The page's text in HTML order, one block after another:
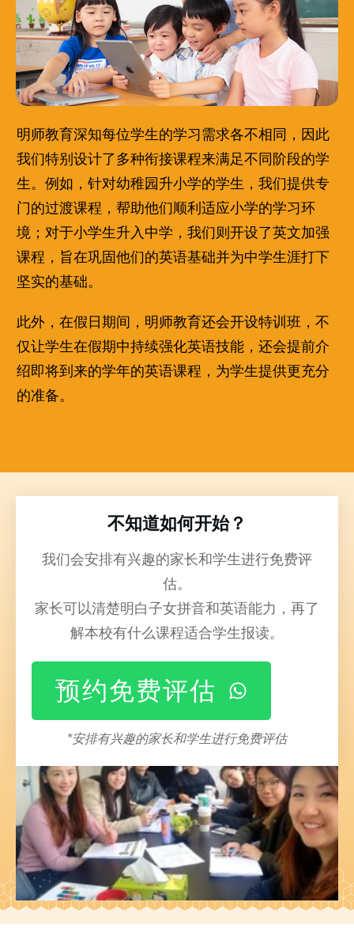
明师教育深知每位学生的学习需求各不相同，因此
我们特别设计了多种衔接课程来满足不同阶段的学
生。例如，针对幼稚园升小学的学生，我们提供专
门的过渡课程，帮助他们顺利适应小学的学习环
境；对于小学生升入中学，我们则开设了英文加强
课程，旨在巩固他们的英语基础并为中学生涯打下
坚实的基础。
此外，在假日期间，明师教育还会开设特训班，不
仅让学生在假期中持续强化英语技能，还会提前介
绍即将到来的学年的英语课程，为学生提供更充分
的准备。
不知道如何开始？
我们会安排有兴趣的家长和学生进行免费评
估。
家长可以清楚明白子女拼音和英语能力，再了
解本校有什么课程适合学生报读。
预约免费评估
*安排有兴趣的家长和学生进行免费评估